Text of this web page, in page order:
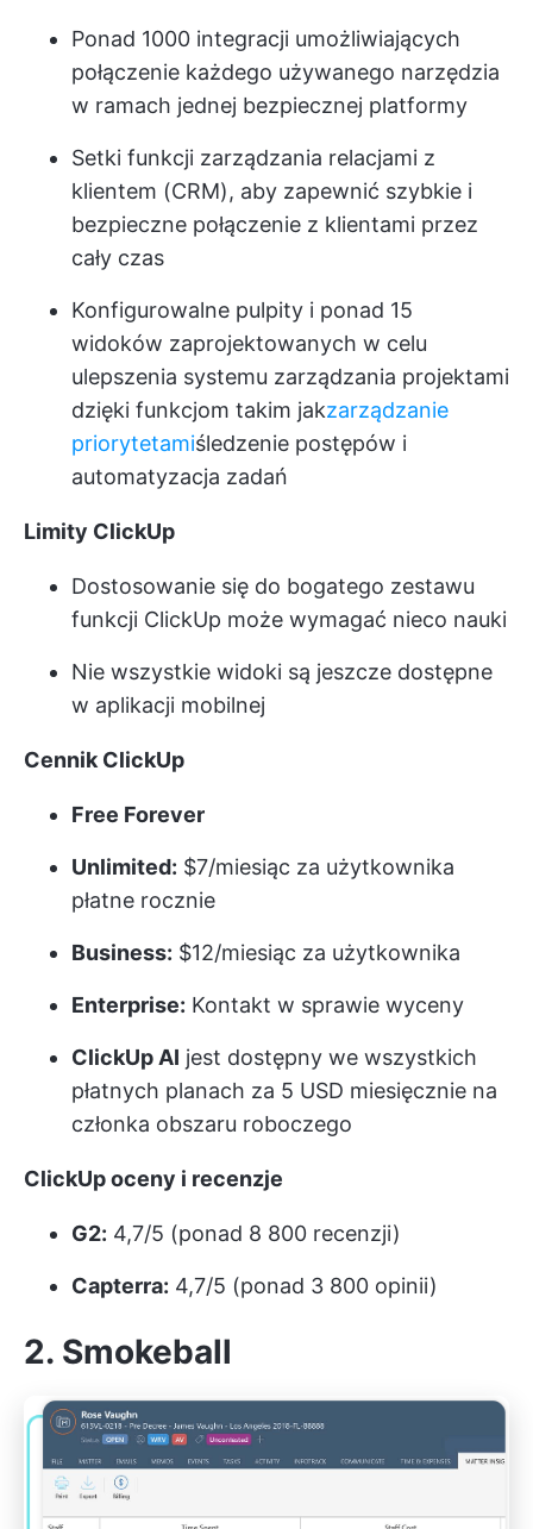
Ponad 1000 integracji umożliwiających
połączenie każdego używanego narzędzia
w ramach jednej bezpiecznej platformy
Setki funkcji zarządzania relacjami z
klientem (CRM), aby zapewnić szybkie i
bezpieczne połączenie z klientami przez
cały czas
Konfigurowalne pulpity i ponad 15
widoków zaprojektowanych w celu
ulepszenia systemu zarządzania projektami
dzięki funkcjom takim jakzarządzanie
priorytetamiśledzenie postępów i
automatyzacja zadań
Limity ClickUp
Dostosowanie się do bogatego zestawu
funkcji ClickUp może wymagać nieco nauki
Nie wszystkie widoki są jeszcze dostępne
w aplikacji mobilnej
Cennik ClickUp
Free Forever
Unlimited: $7/miesiąc za użytkownika
płatne rocznie
Business: $12/miesiąc za użytkownika
Enterprise: Kontakt w sprawie wyceny
ClickUp AI jest dostępny we wszystkich
płatnych planach za 5 USD miesięcznie na
członka obszaru roboczego
ClickUp oceny i recenzje
G2: 4,7/5 (ponad 8 800 recenzji)
Capterra: 4,7/5 (ponad 3 800 opinii)
2. Smokeball